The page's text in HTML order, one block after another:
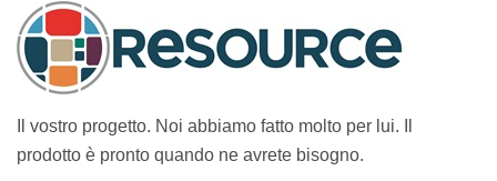
Il vostro progetto. Noi abbiamo fatto molto per lui. Il
prodotto è pronto quando ne avrete bisogno.